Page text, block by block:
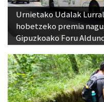
Urnietako Udalak
hobetzeko premia
Gipuzkoako Foru